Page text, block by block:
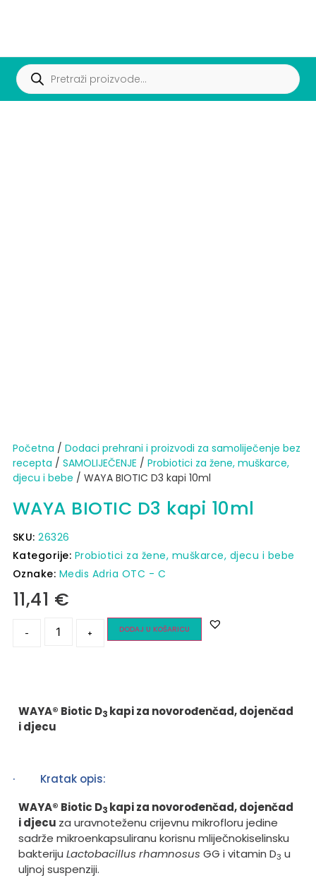
Početna / Dodaci prehrani i proizvodi za samoliječenje bez
recepta / SAMOLIJEČENJE / Probiotici za žene, muškarce,
djecu i bebe / WAYA BIOTIC D3 kapi 10ml
WAYA BIOTIC D3 kapi 10ml
SKU:26326
Kategorije: Probiotici za žene, muškarce, djecu i bebe
Oznake: Medis Adria OTC - C
11,41 €
- + DODAJ U KOŠARICU
WAYA® Biotic D3 kapi za novorođenčad, dojenčad
i djecu
·
Kratak opis:
WAYA® Biotic D3 kapi za novorođenčad, dojenčad
i djecu za uravnoteženu crijevnu mikrofloru jedine
sadrže mikroenkapsuliranu korisnu mliječnokiselinsku
bakteriju Lactobacillus rhamnosus GG i vitamin D3 u
uljnoj suspenziji.